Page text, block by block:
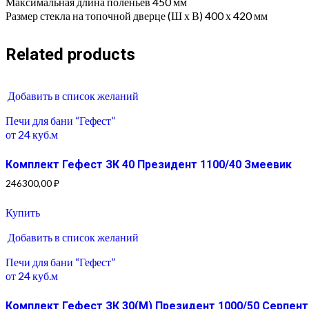
Размер стекла на топочной дверце (Ш х В) 400 х 420 мм
Related products
Добавить в список желаний
Печи для бани “Гефест”
от 24 куб.м
Комплект Гефест ЗК 40 Президент 1100/40 Змеевик
246300,00₽
Купить
Добавить в список желаний
Печи для бани “Гефест”
от 24 куб.м
Комплект Гефест ЗК 30(М) Президент 1000/50